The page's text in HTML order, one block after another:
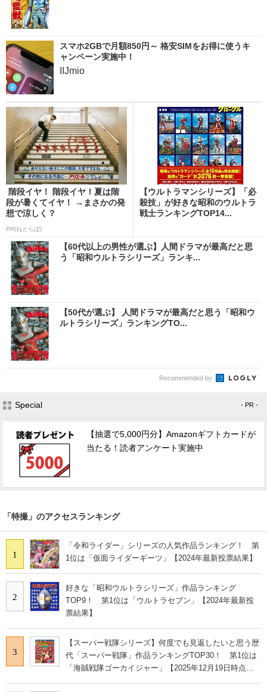
スマホ2GBで月額850円～ 格安SIMをお得に使うキ
ャンペーン実施中！
IIJmio
階段イヤ！ 階段イヤ！夏は階
段が暑くてイヤ！ →まさかの発
想で涼しく？
PR(ねとらぼ)
【ウルトラマンシリーズ】「必
殺技」が好きな昭和のウルトラ
戦士ランキングTOP14...
【60代以上の男性が選ぶ】人間ドラマが最高だと思
う「昭和ウルトラシリーズ」ランキ...
【50代が選ぶ】 人間ドラマが最高だと思う「昭和ウ
ルトラシリーズ」ランキングTO...
Recommended by
Special - PR -
【抽選で5,000円分】Amazonギフトカードが
当たる！読者アンケート実施中
「特撮」のアクセスランキング
1
「令和ライダー」シリーズの人気作品ランキング！ 第
1位は「仮面ライダーギーツ」【2024年最新投票結果】
2
好きな「昭和ウルトラシリーズ」作品ランキング
TOP9！ 第1位は「ウルトラセブン」【2024年最新投
票結果】
3
【スーパー戦隊シリーズ】何度でも見返したいと思う歴
代「スーパー戦隊」作品ランキングTOP30！ 第1位は
「海賊戦隊ゴーカイジャー」【2025年12月19日時点の